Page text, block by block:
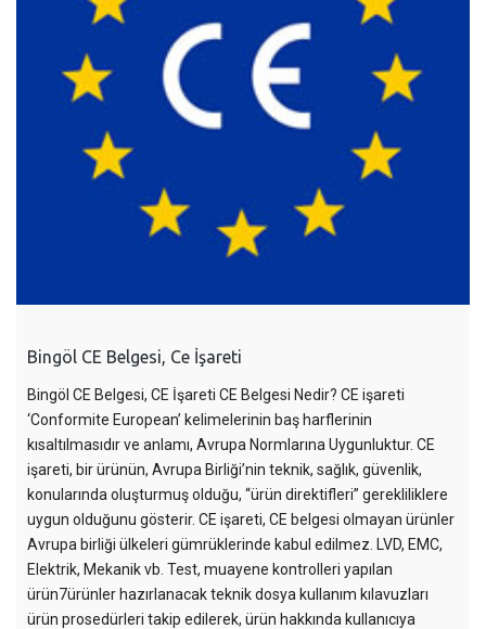
Bingöl CE Belgesi, Ce İşareti
Bingöl CE Belgesi, CE İşareti CE Belgesi Nedir? CE işareti
‘Conformite European’ kelimelerinin baş harflerinin
kısaltılmasıdır ve anlamı, Avrupa Normlarına Uygunluktur. CE
işareti, bir ürünün, Avrupa Birliği’nin teknik, sağlık, güvenlik,
konularında oluşturmuş olduğu, “ürün direktifleri” gerekliliklere
uygun olduğunu gösterir. CE işareti, CE belgesi olmayan ürünler
Avrupa birliği ülkeleri gümrüklerinde kabul edilmez. LVD, EMC,
Elektrik, Mekanik vb. Test, muayene kontrolleri yapılan
ürün7ürünler hazırlanacak teknik dosya kullanım kılavuzları
ürün prosedürleri takip edilerek, ürün hakkında kullanıcıya